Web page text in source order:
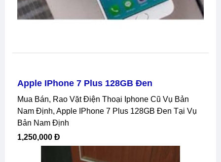
Apple IPhone 7 Plus 128GB Đen
Mua Bán, Rao Vặt Điện Thoại Iphone Cũ Vụ Bản
Nam Định, Apple IPhone 7 Plus 128GB Đen Tại Vụ
Bản Nam Định
1,250,000 Đ